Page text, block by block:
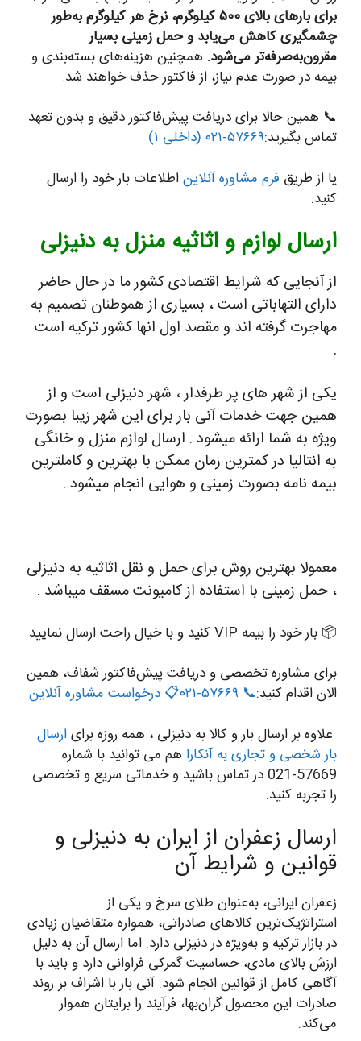
برای بارهای بالای ۵۰۰ کیلوگرم، نرخ هر کیلوگرم به‌طور
چشمگیری کاهش می‌یابد و حمل زمینی بسیار
مقرون‌به‌صرفه‌تر می‌شود. همچنین هزینه‌های بسته‌بندی و
بیمه در صورت عدم نیاز، از فاکتور حذف خواهند شد.
📞 همین حالا برای دریافت پیش‌فاکتور دقیق و بدون تعهد
تماس بگیرید:۵۷۶۶۹-۰۲۱ (داخلی ۱)
یا از طریق فرم مشاوره آنلایناطلاعات بار خود را ارسال
کنید.
ارسال لوازم و اثاثیه منزل به دنیزلی
از آنجایی که شرایط اقتصادی کشور ما در حال حاضر
دارای التهاباتی است ، بسیاری از هموطنان تصمیم به
مهاجرت گرفته اند و مقصد اول انها کشور ترکیه است
.
یکی از شهر های پر طرفدار ، شهر دنیزلی است و از
همین جهت خدمات آنی بار برای این شهر زیبا بصورت
ویژه به شما ارائه میشود . ارسال لوازم منزل و خانگی
به انتالیا در کمترین زمان ممکن با بهترین و کاملترین
بیمه نامه بصورت زمینی و هوایی انجام میشود .
معمولا بهترین روش برای حمل و نقل اثاثیه به دنیزلی
، حمل زمینی با استفاده از کامیونت مسقف میباشد .
📦 بار خود را بیمه VIP کنید و با خیال راحت ارسال نمایید.
برای مشاوره تخصصی و دریافت پیش‌فاکتور شفاف، همین
الان اقدام کنید:📞 ۵۷۶۶۹-۰۲۱
📋 درخواست مشاوره آنلاین
علاوه بر ارسال بار و کالا به دنیزلی ، همه روزه برایارسال
بار شخصی و تجاری به آنکارا هم می توانید با شماره
57669-021 در تماس باشید و خدماتی سریع و تخصصی
را تجربه کنید.
ارسال زعفران از ایران به دنیزلی و
قوانین و شرایط آن
زعفران ایرانی، به‌عنوان طلای سرخ و یکی از
استراتژیک‌ترین کالاهای صادراتی، همواره متقاضیان زیادی
در بازار ترکیه و به‌ویژه در دنیزلی دارد. اما ارسال آن به دلیل
ارزش بالای مادی، حساسیت گمرکی فراوانی دارد و باید با
آگاهی کامل از قوانین انجام شود. آنی بار با اشراف بر روند
صادرات این محصول گران‌بها، فرآیند را برایتان هموار
می‌کند.